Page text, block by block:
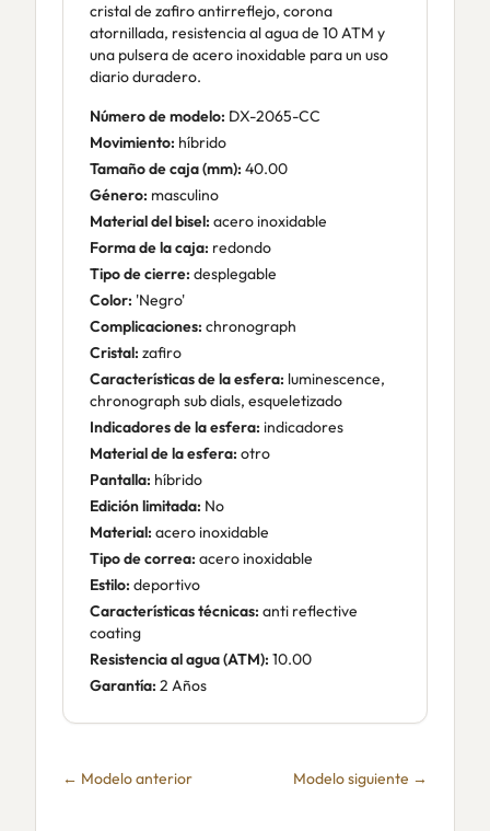
cristal de zafiro antirreflejo, corona
atornillada, resistencia al agua de 10 ATM y
una pulsera de acero inoxidable para un uso
diario duradero.
Número de modelo: DX-2065-CC
Movimiento: híbrido
Tamaño de caja (mm): 40.00
Género: masculino
Material del bisel: acero inoxidable
Forma de la caja: redondo
Tipo de cierre: desplegable
Color: 'Negro'
Complicaciones: chronograph
Cristal: zafiro
Características de la esfera: luminescence,
chronograph sub dials, esqueletizado
Indicadores de la esfera: indicadores
Material de la esfera: otro
Pantalla: híbrido
Edición limitada: No
Material: acero inoxidable
Tipo de correa: acero inoxidable
Estilo: deportivo
Características técnicas: anti reflective
coating
Resistencia al agua (ATM): 10.00
Garantía: 2 Años
← Modelo anterior Modelo siguiente →